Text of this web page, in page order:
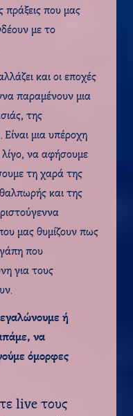
πράξεις που μας
με το
και οι εποχές
παραμένουν μια
της
Είναι μια υπέροχη
να αφήσουμε
τη χαρά της
και της
μας θυμίζουν πως
που
για τους
ή
να
όμορφες
live τους